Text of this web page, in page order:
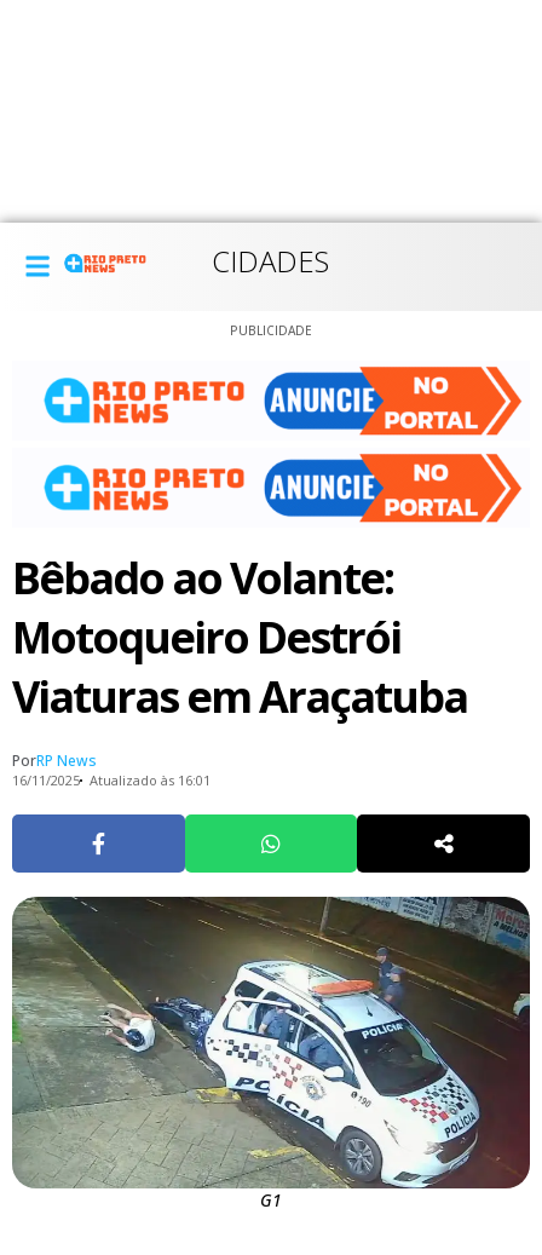
CIDADES
PUBLICIDADE
Bêbado ao Volante:
Motoqueiro Destrói
Viaturas em Araçatuba
PorRP News
16/11/2025 Atualizado às 16:01
G1